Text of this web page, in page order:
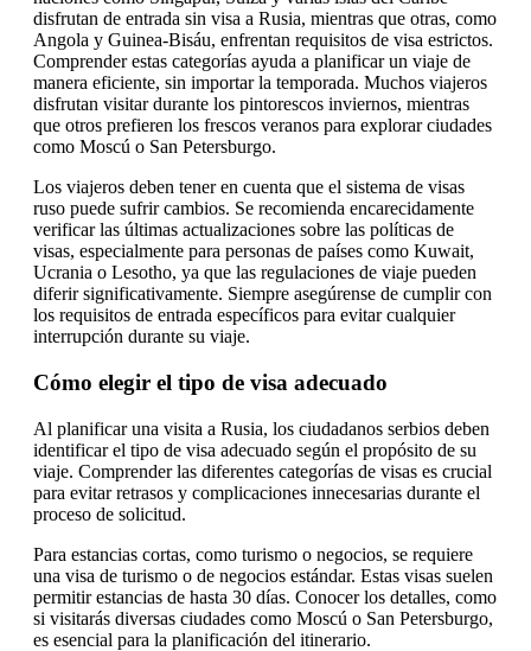
disfrutan de entrada sin visa a Rusia, mientras que otras, como
Angola y Guinea-Bisáu, enfrentan requisitos de visa estrictos.
Comprender estas categorías ayuda a planificar un viaje de
manera eficiente, sin importar la temporada. Muchos viajeros
disfrutan visitar durante los pintorescos inviernos, mientras
que otros prefieren los frescos veranos para explorar ciudades
como Moscú o San Petersburgo.
Los viajeros deben tener en cuenta que el sistema de visas
ruso puede sufrir cambios. Se recomienda encarecidamente
verificar las últimas actualizaciones sobre las políticas de
visas, especialmente para personas de países como Kuwait,
Ucrania o Lesotho, ya que las regulaciones de viaje pueden
diferir significativamente. Siempre asegúrense de cumplir con
los requisitos de entrada específicos para evitar cualquier
interrupción durante su viaje.
Cómo elegir el tipo de visa adecuado
Al planificar una visita a Rusia, los ciudadanos serbios deben
identificar el tipo de visa adecuado según el propósito de su
viaje. Comprender las diferentes categorías de visas es crucial
para evitar retrasos y complicaciones innecesarias durante el
proceso de solicitud.
Para estancias cortas, como turismo o negocios, se requiere
una visa de turismo o de negocios estándar. Estas visas suelen
permitir estancias de hasta 30 días. Conocer los detalles, como
si visitarás diversas ciudades como Moscú o San Petersburgo,
es esencial para la planificación del itinerario.